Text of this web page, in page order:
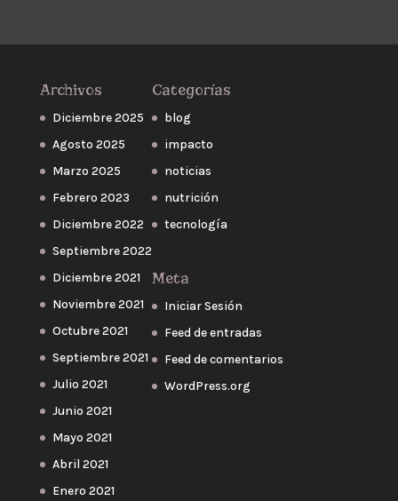
Archivos
Diciembre 2025
Agosto 2025
Marzo 2025
Febrero 2023
Diciembre 2022
Septiembre 2022
Diciembre 2021
Noviembre 2021
Octubre 2021
Septiembre 2021
Julio 2021
Junio 2021
Mayo 2021
Abril 2021
Enero 2021
Categorías
blog
impacto
noticias
nutrición
tecnología
Meta
Iniciar Sesión
Feed de entradas
Feed de comentarios
WordPress.org